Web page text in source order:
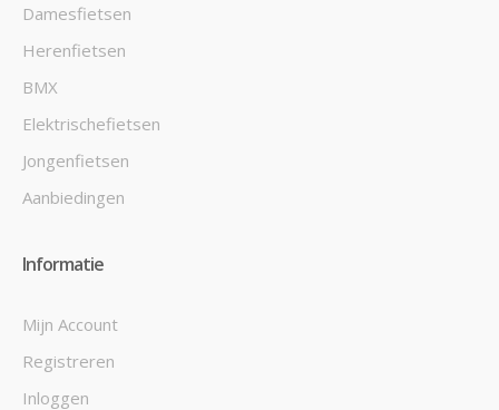
Damesfietsen
Herenfietsen
BMX
Elektrischefietsen
Jongenfietsen
Aanbiedingen
Informatie
Mijn Account
Registreren
Inloggen